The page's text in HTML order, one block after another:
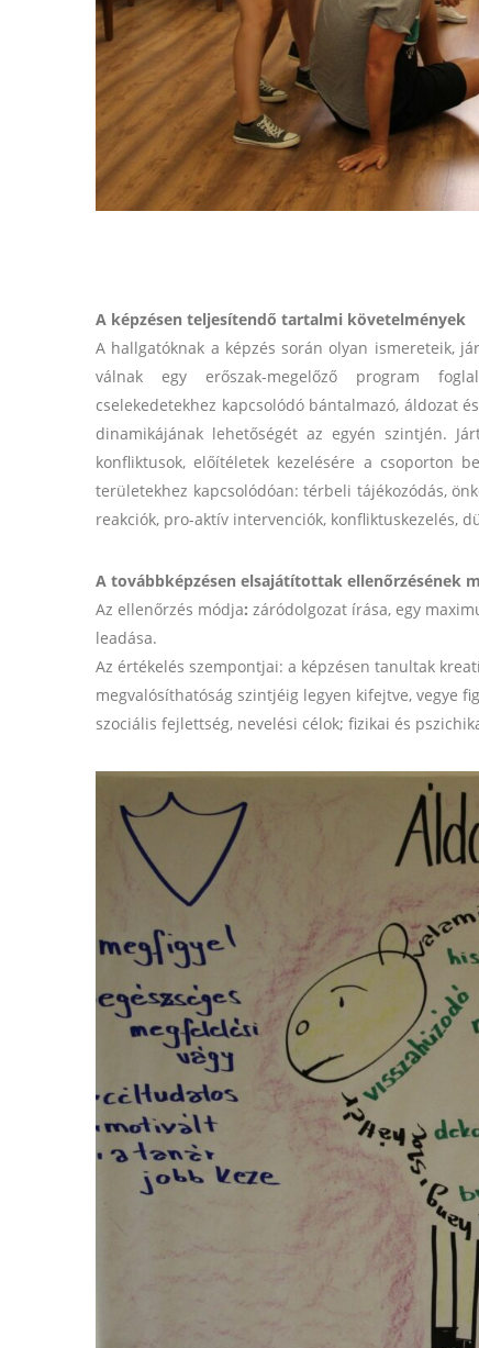
A képzésen teljesítendő tartalmi követelmények
A hallgatóknak a képzés során olyan ismereteik,
válnak egy erőszak-megelőző program
cselekedetekhez kapcsolódó bántalmazó, áldozat
dinamikájának lehetőségét az egyén szintjén.
konfliktusok, előítéletek kezelésére a csoporton
területekhez kapcsolódóan: térbeli tájékozódás,
reakciók, pro-aktív intervenciók, konfliktuskezelés,
A továbbképzésen elsajátítottak ellenőrzésének
Az ellenőrzés módja: záródolgozat írása, egy
leadása.
Az értékelés szempontjai: a képzésen tanultak
megvalósíthatóság szintjéig legyen kifejtve, vegye
szociális fejlettség, nevelési célok; fizikai és